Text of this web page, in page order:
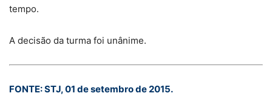
tempo.
A decisão da turma foi unânime.
FONTE: STJ, 01 de setembro de 2015.